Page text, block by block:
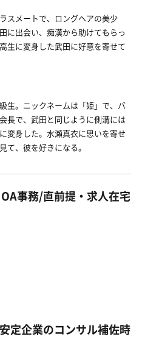
スメートで、ロングヘアの美少
に出会い、痴漢から助けてもらっ
生に変身した武田に好意を寄せて
生。ニックネームは「姫」で、バ
長で、武田と同じように側溝には
変身した。水瀬真衣に思いを寄せ
て、彼を好きになる。
事務/直前提・求人在宅
定企業のコンサル補佐時